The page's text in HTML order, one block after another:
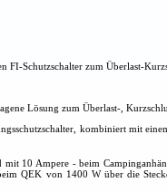
Schutzschalter zum Überlast-
Lösung zum Überlast-,
kombiniert mit
mit 10 Ampere - beim
QEK von 1400 W über die